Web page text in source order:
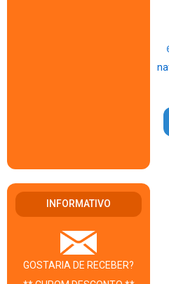
INFORMATIVO
GOSTARIA DE RECEBER?